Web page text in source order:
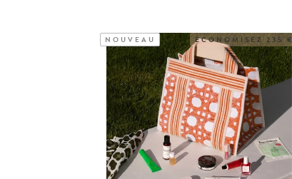
ÉCONOMISEZ 235 €
NOUVEAU